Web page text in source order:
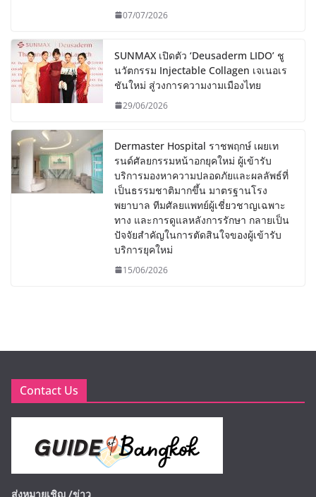
07/07/2026
SUNMAX เปิดตัว ‘Deusaderm LIDO’ ชู
นวัตกรรม Injectable Collagen เจเนอเร
ชันใหม่ สู่วงการความงามเมืองไทย
29/06/2026
Dermaster Hospital ราชพฤกษ์ เผยเท
รนด์ศัลยกรรมหน้าอกยุคใหม่ ผู้เข้ารับ
บริการมองหาความปลอดภัยและผลลัพธ์ที่
เป็นธรรมชาติมากขึ้น มาตรฐานโรง
พยาบาล ทีมศัลยแพทย์ผู้เชี่ยวชาญเฉพาะ
ทาง และการดูแลหลังการรักษา กลายเป็น
ปัจจัยสำคัญในการตัดสินใจของผู้เข้ารับ
บริการยุคใหม่
15/06/2026
Contact Us
ส่งหมายเชิญ /ข่าว